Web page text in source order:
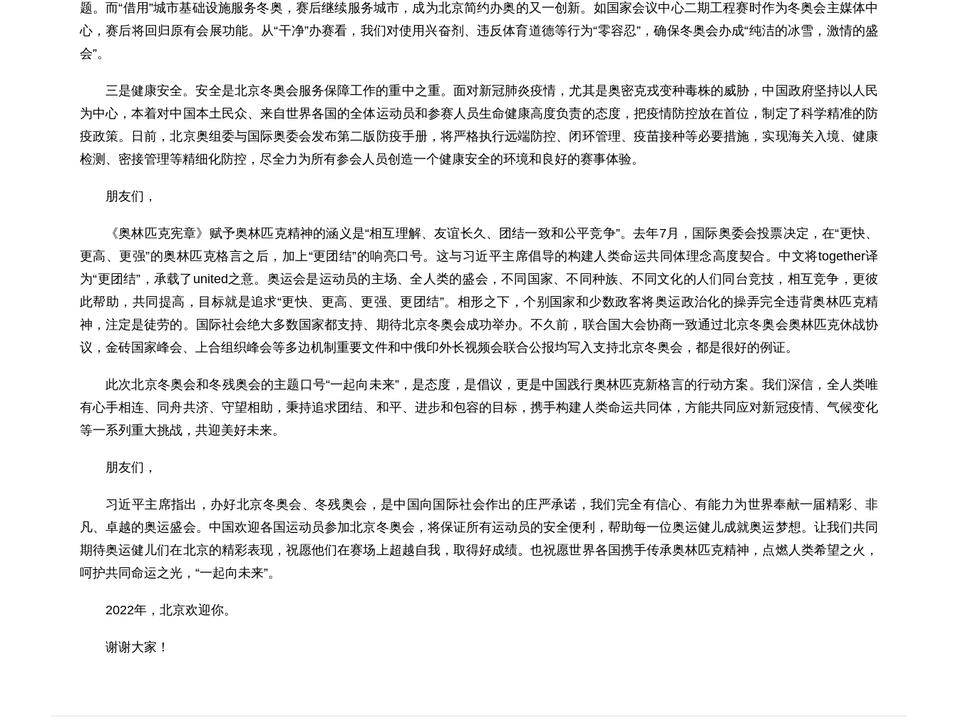
题。而“借用”城市基础设施服务冬奥，赛后继续服务城市，成为北京简约办奥的又一创新。如国家会议中心二期工程赛时作为冬奥会主媒体中
心，赛后将回归原有会展功能。从“干净”办赛看，我们对使用兴奋剂、违反体育道德等行为“零容忍”，确保冬奥会办成“纯洁的冰雪，激情的盛
会”。
三是健康安全。安全是北京冬奥会服务保障工作的重中之重。面对新冠肺炎疫情，尤其是奥密克戎变种毒株的威胁，中国政府坚持以人民
为中心，本着对中国本土民众、来自世界各国的全体运动员和参赛人员生命健康高度负责的态度，把疫情防控放在首位，制定了科学精准的防
疫政策。日前，北京奥组委与国际奥委会发布第二版防疫手册，将严格执行远端防控、闭环管理、疫苗接种等必要措施，实现海关入境、健康
检测、密接管理等精细化防控，尽全力为所有参会人员创造一个健康安全的环境和良好的赛事体验。
朋友们，
《奥林匹克宪章》赋予奥林匹克精神的涵义是“相互理解、友谊长久、团结一致和公平竞争”。去年7月，国际奥委会投票决定，在“更快、
更高、更强”的奥林匹克格言之后，加上“更团结”的响亮口号。这与习近平主席倡导的构建人类命运共同体理念高度契合。中文将together译
为“更团结”，承载了united之意。奥运会是运动员的主场、全人类的盛会，不同国家、不同种族、不同文化的人们同台竞技，相互竞争，更彼
此帮助，共同提高，目标就是追求“更快、更高、更强、更团结”。相形之下，个别国家和少数政客将奥运政治化的操弄完全违背奥林匹克精
神，注定是徒劳的。国际社会绝大多数国家都支持、期待北京冬奥会成功举办。不久前，联合国大会协商一致通过北京冬奥会奥林匹克休战协
议，金砖国家峰会、上合组织峰会等多边机制重要文件和中俄印外长视频会联合公报均写入支持北京冬奥会，都是很好的例证。
此次北京冬奥会和冬残奥会的主题口号“一起向未来”，是态度，是倡议，更是中国践行奥林匹克新格言的行动方案。我们深信，全人类唯
有心手相连、同舟共济、守望相助，秉持追求团结、和平、进步和包容的目标，携手构建人类命运共同体，方能共同应对新冠疫情、气候变化
等一系列重大挑战，共迎美好未来。
朋友们，
习近平主席指出，办好北京冬奥会、冬残奥会，是中国向国际社会作出的庄严承诺，我们完全有信心、有能力为世界奉献一届精彩、非
凡、卓越的奥运盛会。中国欢迎各国运动员参加北京冬奥会，将保证所有运动员的安全便利，帮助每一位奥运健儿成就奥运梦想。让我们共同
期待奥运健儿们在北京的精彩表现，祝愿他们在赛场上超越自我，取得好成绩。也祝愿世界各国携手传承奥林匹克精神，点燃人类希望之火，
呵护共同命运之光，“一起向未来”。
2022年，北京欢迎你。
谢谢大家！